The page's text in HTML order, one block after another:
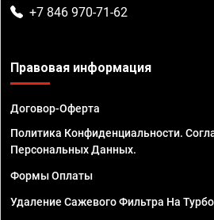
+7 846 970-71-62
Правовая информация
Договор-Оферта
Политика Конфиденциальности.
Персональных Данных.
Формы Оплаты
Удаление Сажевого Фильтра На